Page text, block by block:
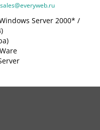
sales@everyweb.ru
Server 2000* /